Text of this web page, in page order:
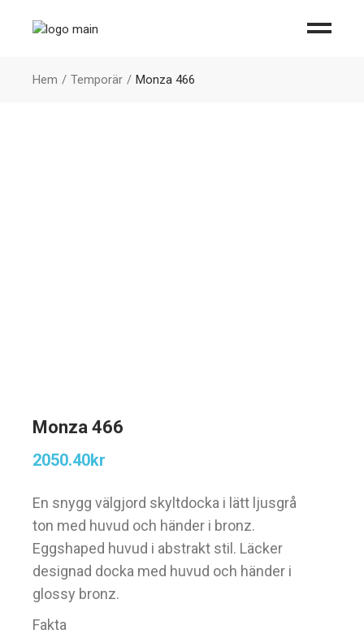
Hem Temporär Monza 466
Monza 466
2050.40kr
En snygg välgjord skyltdocka i lätt ljusgrå
ton med huvud och händer i bronz.
Eggshaped huvud i abstrakt stil. Läcker
designad docka med huvud och händer i
glossy bronz.
Fakta